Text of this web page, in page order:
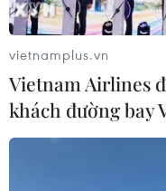
Khánh Hòa: Thu
chính vụ, giá
vietnamplus.vn
Vietnam Airlines
khách đường bay